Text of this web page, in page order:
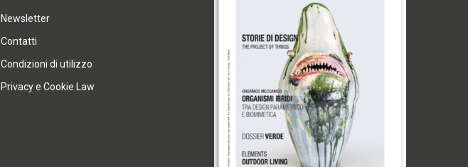
Newsletter
Contatti
Condizioni di utilizzo
Privacy e Cookie Law